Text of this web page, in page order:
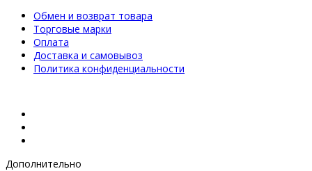
Обмен и возврат товара
Торговые марки
Оплата
Доставка и самовывоз
Политика конфиденциальности
Дополнительно